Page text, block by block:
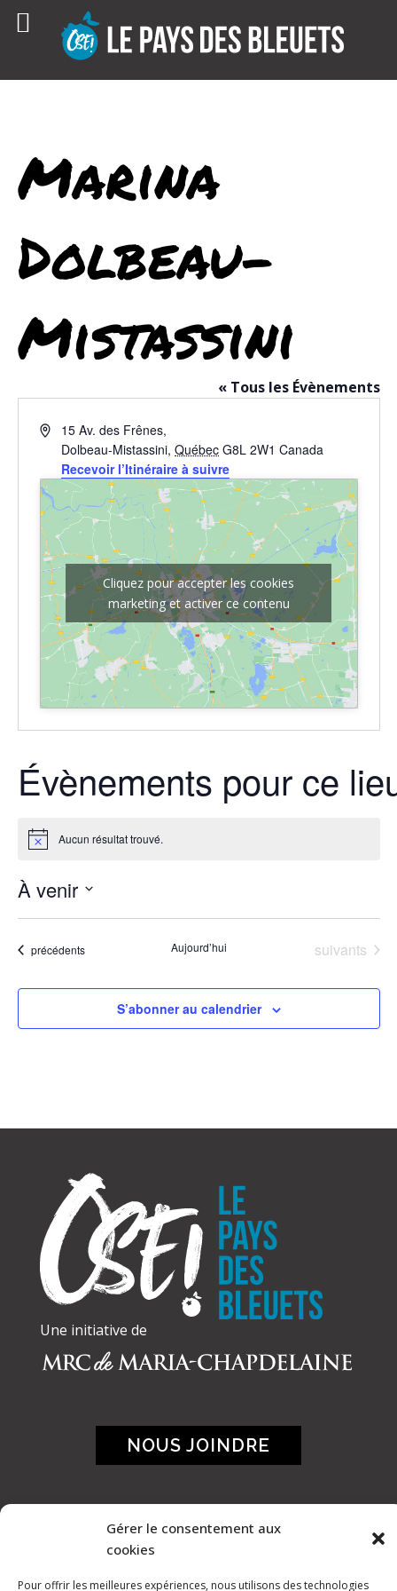
Gérer le consentement aux
cookies
Pour offrir les meilleures expériences, nous utilisons des technologies
Marina
Dolbeau-
Mistassini
« Tous les Évènements
Adresse15 Av. des Frênes,
Dolbeau-Mistassini, Québec G8L 2W1 Canada
Recevoir l’Itinéraire à suivre
Cliquez pour accepter les cookies
marketing et activer ce contenu
Évènements pour ce
Notice Aucun résultat trouvé.
À venir
Sélectionnez
date.
Évènements
précédents Aujourd’hui Évènements
suivants
S’abonner au calendrier
Une initiative de
NOUS JOINDRE